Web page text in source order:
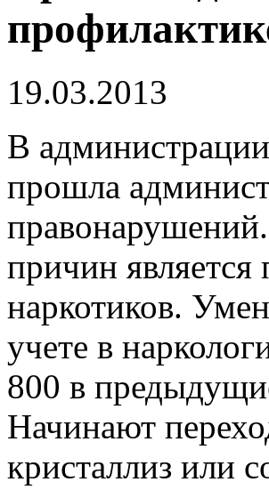
19.03.2013
В
прошла
причин является
наркотиков.
учете в
800 в
Начинают
кристаллиз или